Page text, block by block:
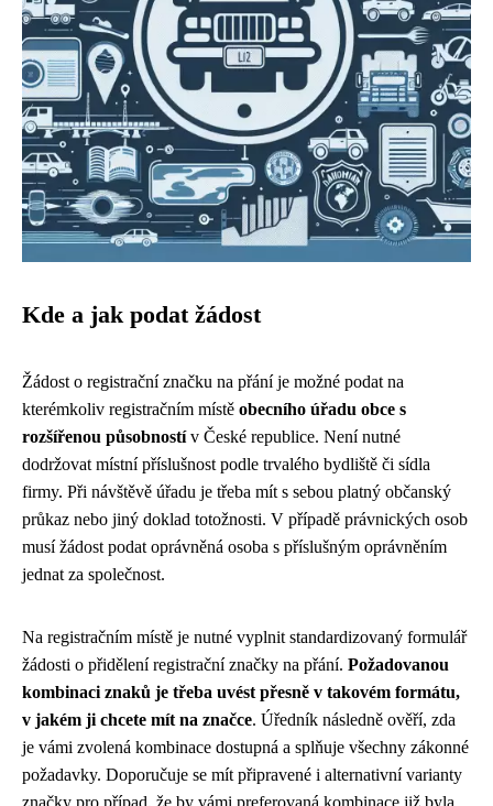
Kde a jak podat žádost
Žádost o registrační značku na přání je možné podat na
kterémkoliv registračním místě obecního úřadu obce s
rozšířenou působnostív České republice. Není nutné
dodržovat místní příslušnost podle trvalého bydliště či sídla
firmy. Při návštěvě úřadu je třeba mít s sebou platný občanský
průkaz nebo jiný doklad totožnosti. V případě právnických osob
musí žádost podat oprávněná osoba s příslušným oprávněním
jednat za společnost.
Na registračním místě je nutné vyplnit standardizovaný formulář
žádosti o přidělení registrační značky na přání. Požadovanou
kombinaci znaků je třeba uvést přesně v takovém formátu,
v jakém ji chcete mít na značce. Úředník následně ověří, zda
je vámi zvolená kombinace dostupná a splňuje všechny zákonné
požadavky. Doporučuje se mít připravené i alternativní varianty
značky pro případ, že by vámi preferovaná kombinace již byla